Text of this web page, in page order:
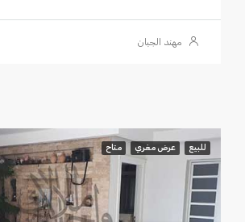
مهند الجبان
للبيع عرض مغري متاح